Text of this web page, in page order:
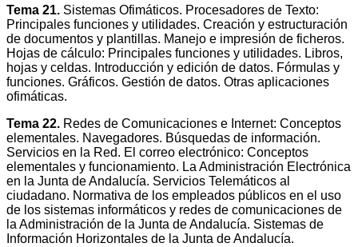
Tema 21. Sistemas Ofimáticos. Procesadores de Texto:
Principales funciones y utilidades. Creación y estructuración
de documentos y plantillas. Manejo e impresión de ficheros.
Hojas de cálculo: Principales funciones y utilidades. Libros,
hojas y celdas. Introducción y edición de datos. Fórmulas y
funciones. Gráficos. Gestión de datos. Otras aplicaciones
ofimáticas.
Tema 22. Redes de Comunicaciones e Internet: Conceptos
elementales. Navegadores. Búsquedas de información.
Servicios en la Red. El correo electrónico: Conceptos
elementales y funcionamiento. La Administración Electrónica
en la Junta de Andalucía. Servicios Telemáticos al
ciudadano. Normativa de los empleados públicos en el uso
de los sistemas informáticos y redes de comunicaciones de
la Administración de la Junta de Andalucía. Sistemas de
Información Horizontales de la Junta de Andalucía.